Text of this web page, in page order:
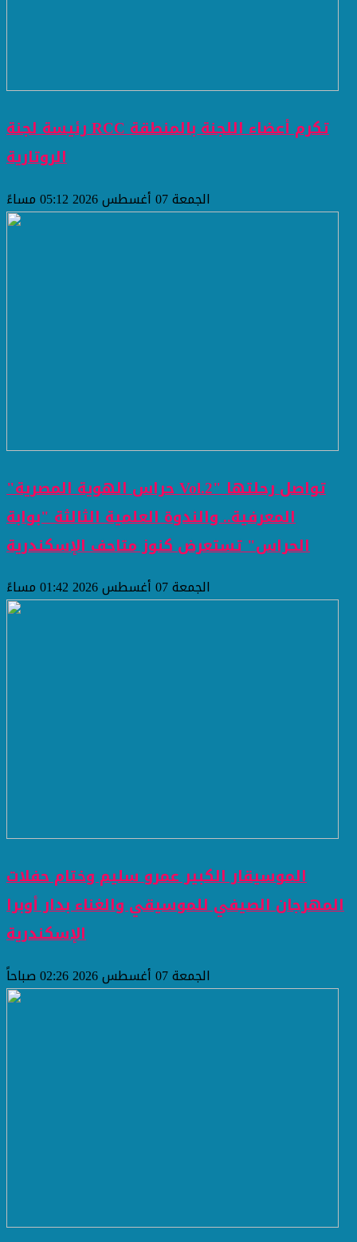
رئيسة لجنة RCC تكرم أعضاء اللجنة بالمنطقة
الروتارية
الجمعة 07 أغسطس 2026 05:12 مساءً
"حراس الهوية المصرية Vol.2" تواصل رحلتها
المعرفية.. والندوة العلمية الثالثة "بوابة
الحراس" تستعرض كنوز متاحف الإسكندرية
الجمعة 07 أغسطس 2026 01:42 مساءً
الموسيقار الكبير عمرو سليم وختام حفلات
المهرجان الصيفي للموسيقي والغناء بدار أوبرا
الإسكندرية
الجمعة 07 أغسطس 2026 02:26 صباحاً